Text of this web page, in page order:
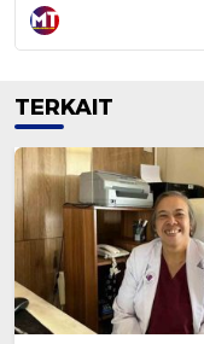
TERKAIT